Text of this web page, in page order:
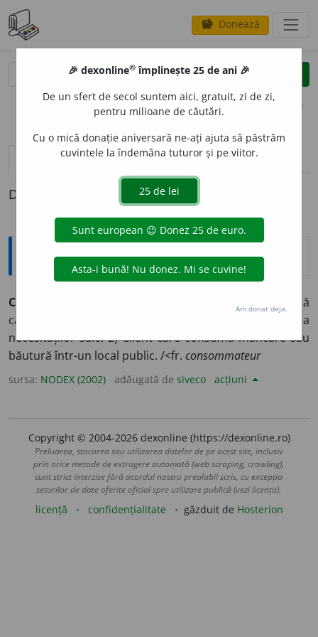
savings Donează
clear
opțiuni
definiții (1) pronunțievolume_up (50)
Definiția cu ID-ul 329318:
Explicative DEX
CONSUMAT
1) Persoană
care consumă bunuri materiale pentru satisfacerea
necesităților sale. 2) Client care consumă mâncare sau
băutură într-un local public. /<fr. consommateur
sursa: NODEX (2002) adăugată de siveco acțiuni
Copyright © 2004-2026 dexonline (https://dexonline.ro)
Preluarea, stocarea sau utilizarea datelor de pe acest site, inclusiv
prin orice metode de extragere automată (web scraping, crawling),
sunt strict interzise fără acordul nostru prealabil scris, cu excepția
seturilor de date oferite oficial spre utilizare publică (vezi licența).
licență confidențialitate găzduit de Hosterion
🎉 dexonline® împlinește 25 de ani 🎉
De un sfert de secol suntem aici, gratuit, zi de zi,
pentru milioane de căutări.
Cu o mică donație aniversară ne-ați ajuta să păstrăm
cuvintele la îndemâna tuturor și pe viitor.
Am donat deja.